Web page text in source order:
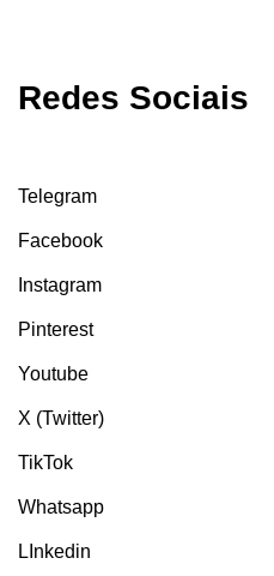
Redes Sociais
Telegram
Facebook
Instagram
Pinterest
Youtube
X (Twitter)
TikTok
Whatsapp
LInkedin